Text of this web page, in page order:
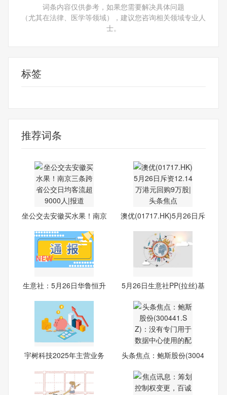
词条内容仅供参考，如果您需要解决具体问题
（尤其在法律、医学等领域），建议您咨询相关领域专业人
士。
标签
推荐词条
坐公交去安徽买水果！南京
澳优(01717.HK)5月26日斥
生意社：5月26日华鲁恒升
5月26日生意社PP(拉丝)基
宇树科技2025年主营业务
头条焦点：鲍斯股份(3004